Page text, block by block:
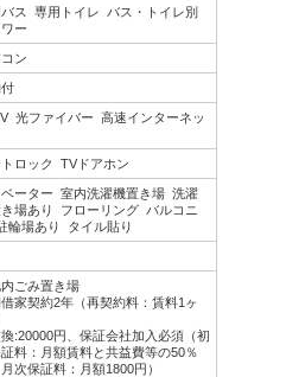
ス 専用トイレ
バス・トイレ別
ー
ン
光ファイバー 高速インターネッ
ロック TVドアホン
ーター 室内洗濯機置き場 洗濯
場あり
フローリング バルコニ
輪場あり タイル貼り
ごみ置き場
家契約2年（再契約料：賃料1ヶ
:20000円、保証会社加入必須（初
料：月額賃料と共益費等の50％
月次保証料：月額1800円）